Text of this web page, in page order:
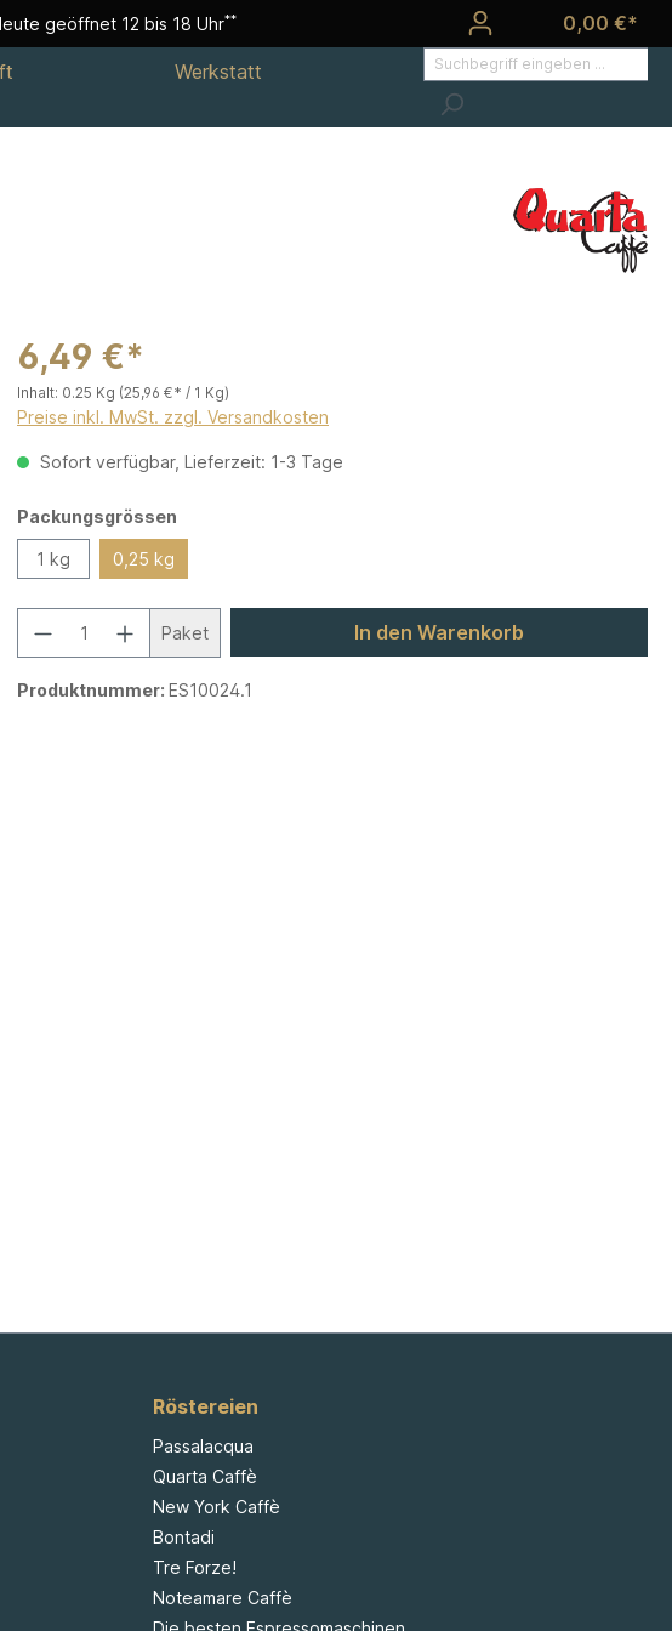
geöffnet 12 bis 18 Uhr**
0,00 €*
Werkstatt
6,49 €*
Inhalt: 0.25 Kg (25,96 €* / 1 Kg)
Preise inkl. MwSt. zzgl. Versandkosten
Sofort verfügbar, Lieferzeit: 1-3 Tage
Packungsgrössen
1 kg 0,25 kg
Paket In den Warenkorb
Produktnummer: ES10024.1
Röstereien
Passalacqua
Quarta Caffè
New York Caffè
Bontadi
Tre Forze!
Noteamare Caffè